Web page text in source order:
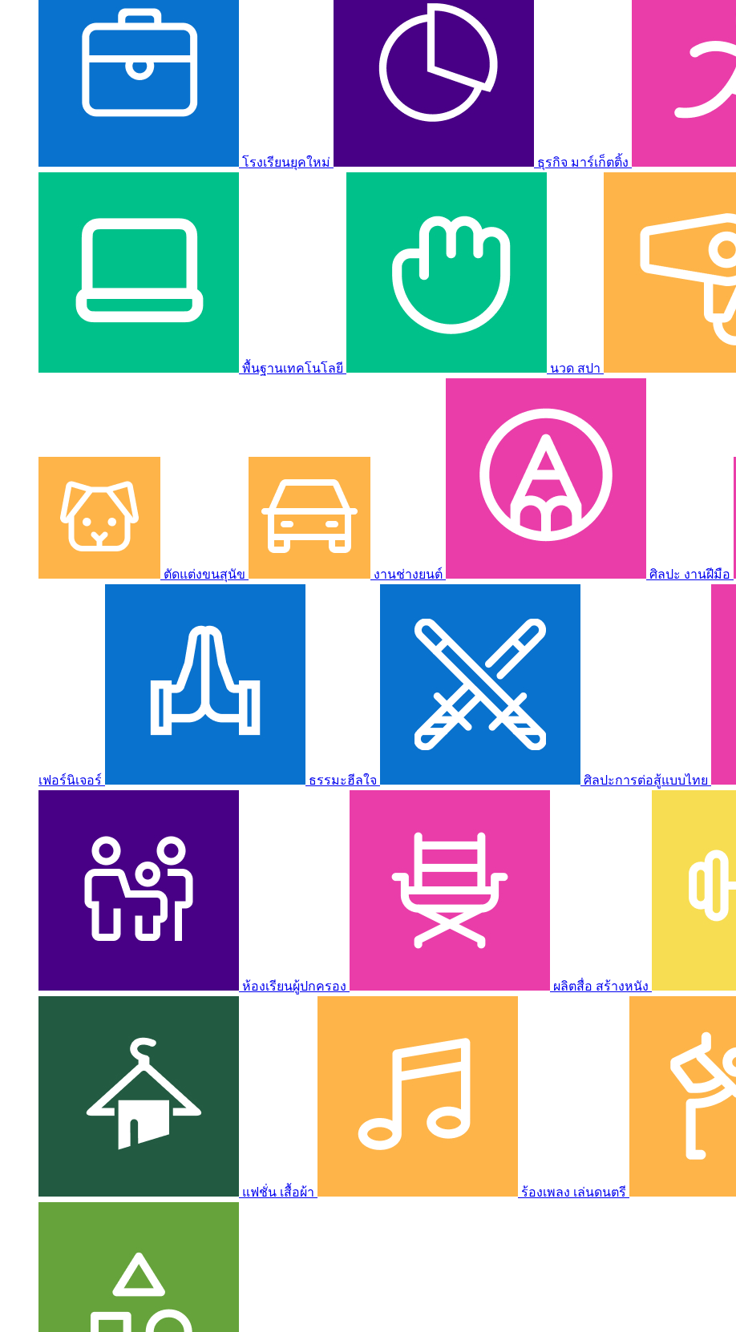
โรงเรียนยุคใหม่ ธุรกิจ มาร์เก็ตติ้ง
พื้นฐานเทคโนโลยี นวด สปา
ตัดแต่งขนสุนัข งานช่างยนต์ ศิลปะ งานฝีมือ
เฟอร์นิเจอร์ ธรรมะฮีลใจ ศิลปะการต่อสู้แบบไทย
ห้องเรียนผู้ปกครอง ผลิตสื่อ สร้างหนัง
แฟชั่น เสื้อผ้า ร้องเพลง เล่นดนตรี